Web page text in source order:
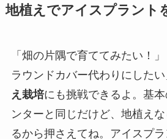
地植えでアイスプラント
「畑の片隅で育ててみたい！
ラウンドカバー代わりにした
え栽培にも挑戦できるよ。基
ンターと同じだけど、地植え
るから押さえてね。アイスプ